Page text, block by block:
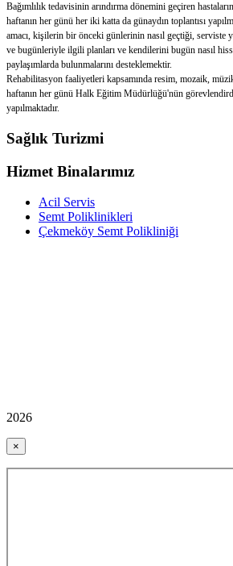
Bağımlılık tedavisinin arındırma dönemini geçiren
haftanın her günü her iki katta da günaydın toplantısı
amacı, kişilerin bir önceki günlerinin nasıl geçtiği, serviste
ve bugünleriyle ilgili planları ve kendilerini bugün nasıl
paylaşımlarda bulunmalarını desteklemektir.
Rehabilitasyon faaliyetleri kapsamında resim, mozaik,
haftanın her günü Halk Eğitim Müdürlüğü'nün
yapılmaktadır.
Sağlık Turizmi
Hizmet Binalarımız
Acil Servis
Semt Poliklinikleri
Çekmeköy Semt Polikliniği
2026
×